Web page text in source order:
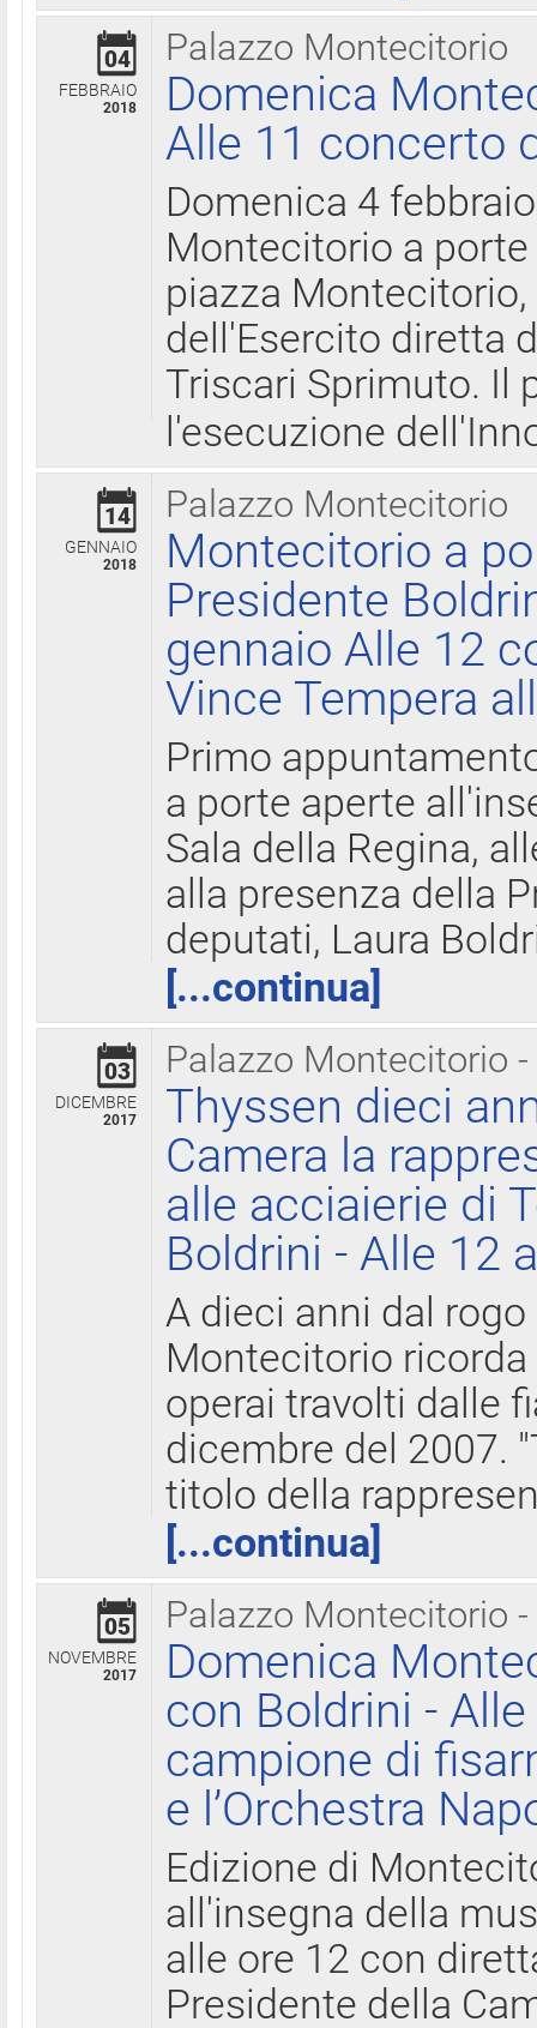
Palazzo Montecitorio
04
FEBBRAIO
2018
Domenica
Alle 11 concerto
Domenica 4
Montecitorio a
piazza
dell'Esercito diretta
Triscari Sprimuto. Il
l'esecuzione
Palazzo Montecitorio
14
GENNAIO
2018
Montecitorio a
Presidente
gennaio Alle 12
Vince Tempera
Primo
a porte aperte
Sala della Regina,
alla presenza della
deputati, Laura
[...continua]
Palazzo Montecitorio
03
DICEMBRE
2017
Thyssen dieci
Camera la
alle acciaierie di
Boldrini - Alle 12
A dieci anni dal
Montecitorio
operai travolti dalle
dicembre del 2007.
titolo della
[...continua]
Palazzo Montecitorio
05
NOVEMBRE
2017
Domenica
con Boldrini -
campione di
e l’Orchestra
Edizione di
all'insegna della
alle ore 12 con
Presidente della